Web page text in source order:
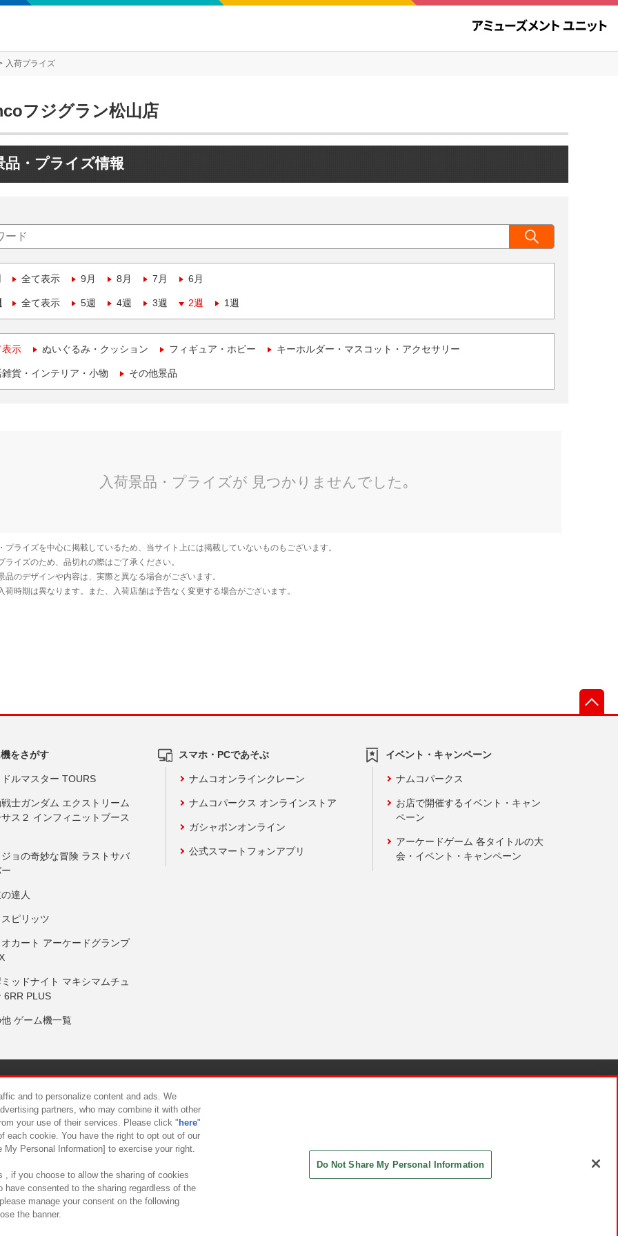
入荷プライズ
フジグラン松山店
品・プライズ情報
全て表示 9月 8月 7月 6月
全て表示 5週 4週 3週 2週 1週
表示 ぬいぐるみ・クッション フィギュア・ホビー キーホルダー・マスコット・アクセサリー
貨・インテリア・小物 その他景品
をさがす
ルマスター TOURS
士ガンダム エクストリーム
ス２ インフィニットブース
ョの奇妙な冒険 ラストサバ
達人
ピリッツ
カート アーケードグランプ
ッドナイト マキシマムチュ
6RR PLUS
ゲーム機一覧
スマホ・PCであそぶ
ナムコオンラインクレーン
ナムコパークス オンラインストア
ガシャポンオンライン
公式スマートフォンアプリ
イベント・キャンペーン
ナムコパークス
お店で開催するイベント・キャン
ペーン
アーケードゲーム 各タイトルの大
会・イベント・キャンペーン
について カスタマーハラスメント対応方針
and to personalize content and ads. We
partners, who may combine it with other
your use of their services. Please click " here"
each cookie. You have the right to opt out of our
Personal Information] to exercise your right.
, if you choose to allow the sharing of cookies
have consented to the sharing regardless of the
manage your consent on the following
the banner.
Do Not Share My Personal Information